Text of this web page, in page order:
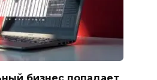
бизнес попадает